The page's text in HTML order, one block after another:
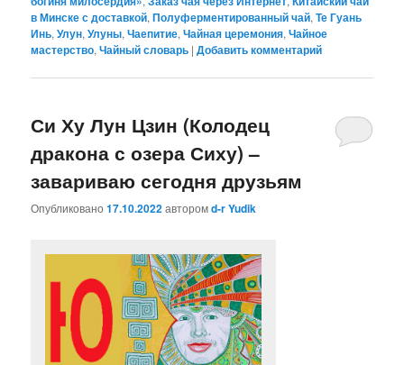
в Минске с доставкой,Полуферментированный чай,Те Гуань
Инь,Улун,Улуны,Чаепитие,Чайная церемония,Чайное
мастерство,Чайный словарь |Добавить комментарий
Си Ху Лун Цзин (Колодец
дракона с озера Сиху) –
завариваю сегодня друзьям
Опубликовано17.10.2022авторомd-r Yudik